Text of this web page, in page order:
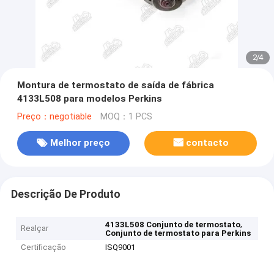
2/4
Montura de termostato de saída de fábrica
4133L508 para modelos Perkins
Preço：negotiable MOQ：1 PCS
Melhor preço contacto
Descrição De Produto
Realçar 4133L508 Conjunto de termostato,
Conjunto de termostato para Perkins
Certificação
ISQ9001